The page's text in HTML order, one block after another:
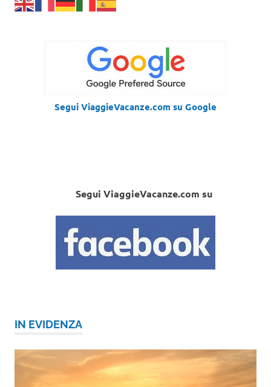
Segui ViaggieVacanze.com su Google
Segui ViaggieVacanze.com su
IN EVIDENZA